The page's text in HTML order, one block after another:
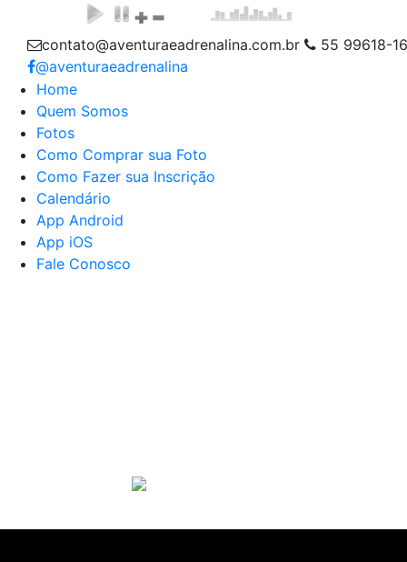
contato@aventuraeadrenalina.com.br
55 99618-
@aventuraeadrenalina
Home
Quem Somos
Fotos
Como Comprar sua Foto
Como Fazer sua Inscrição
Calendário
App Android
App iOS
Fale Conosco